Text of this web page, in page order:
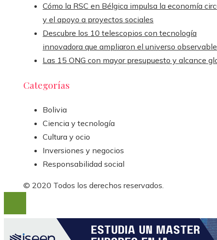
Cómo la RSC en Bélgica impulsa la economía
y el apoyo a proyectos sociales
Descubre los 10 telescopios con tecnología
innovadora que ampliaron el universo observable
Las 15 ONG con mayor presupuesto y alcance
Categorías
Bolivia
Ciencia y tecnología
Cultura y ocio
Inversiones y negocios
Responsabilidad social
© 2020 Todos los derechos reservados.